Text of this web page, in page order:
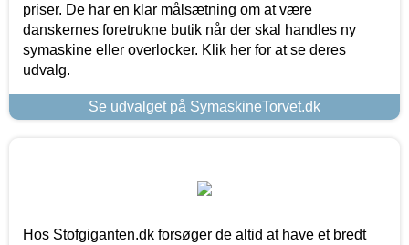
priser. De har en klar målsætning om at være
danskernes foretrukne butik når der skal handles ny
symaskine eller overlocker. Klik her for at se deres
udvalg.
Se udvalget på SymaskineTorvet.dk
Hos Stofgiganten.dk forsøger de altid at have et bredt